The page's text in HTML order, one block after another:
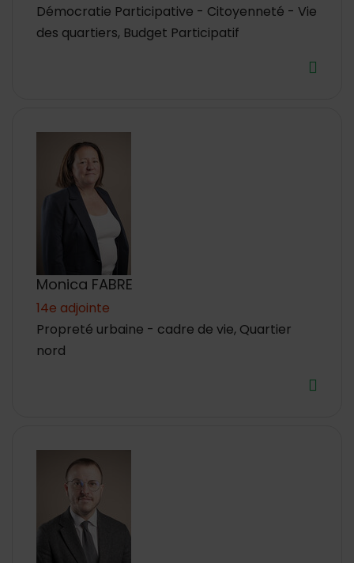
Démocratie Participative - Citoyenneté - Vie
des quartiers, Budget Participatif
Monica FABRE
14e adjointe
Propreté urbaine - cadre de vie, Quartier
nord